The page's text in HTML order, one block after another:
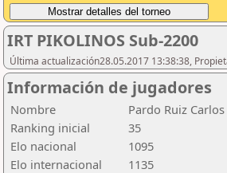
IRT PIKOLINOS Sub-2200
Última actualización28.05.2017 13:38:38,
Información de jugadores
Nombre
Pardo Ruiz Carlos
Ranking inicial
35
Elo nacional
1095
Elo internacional
1135